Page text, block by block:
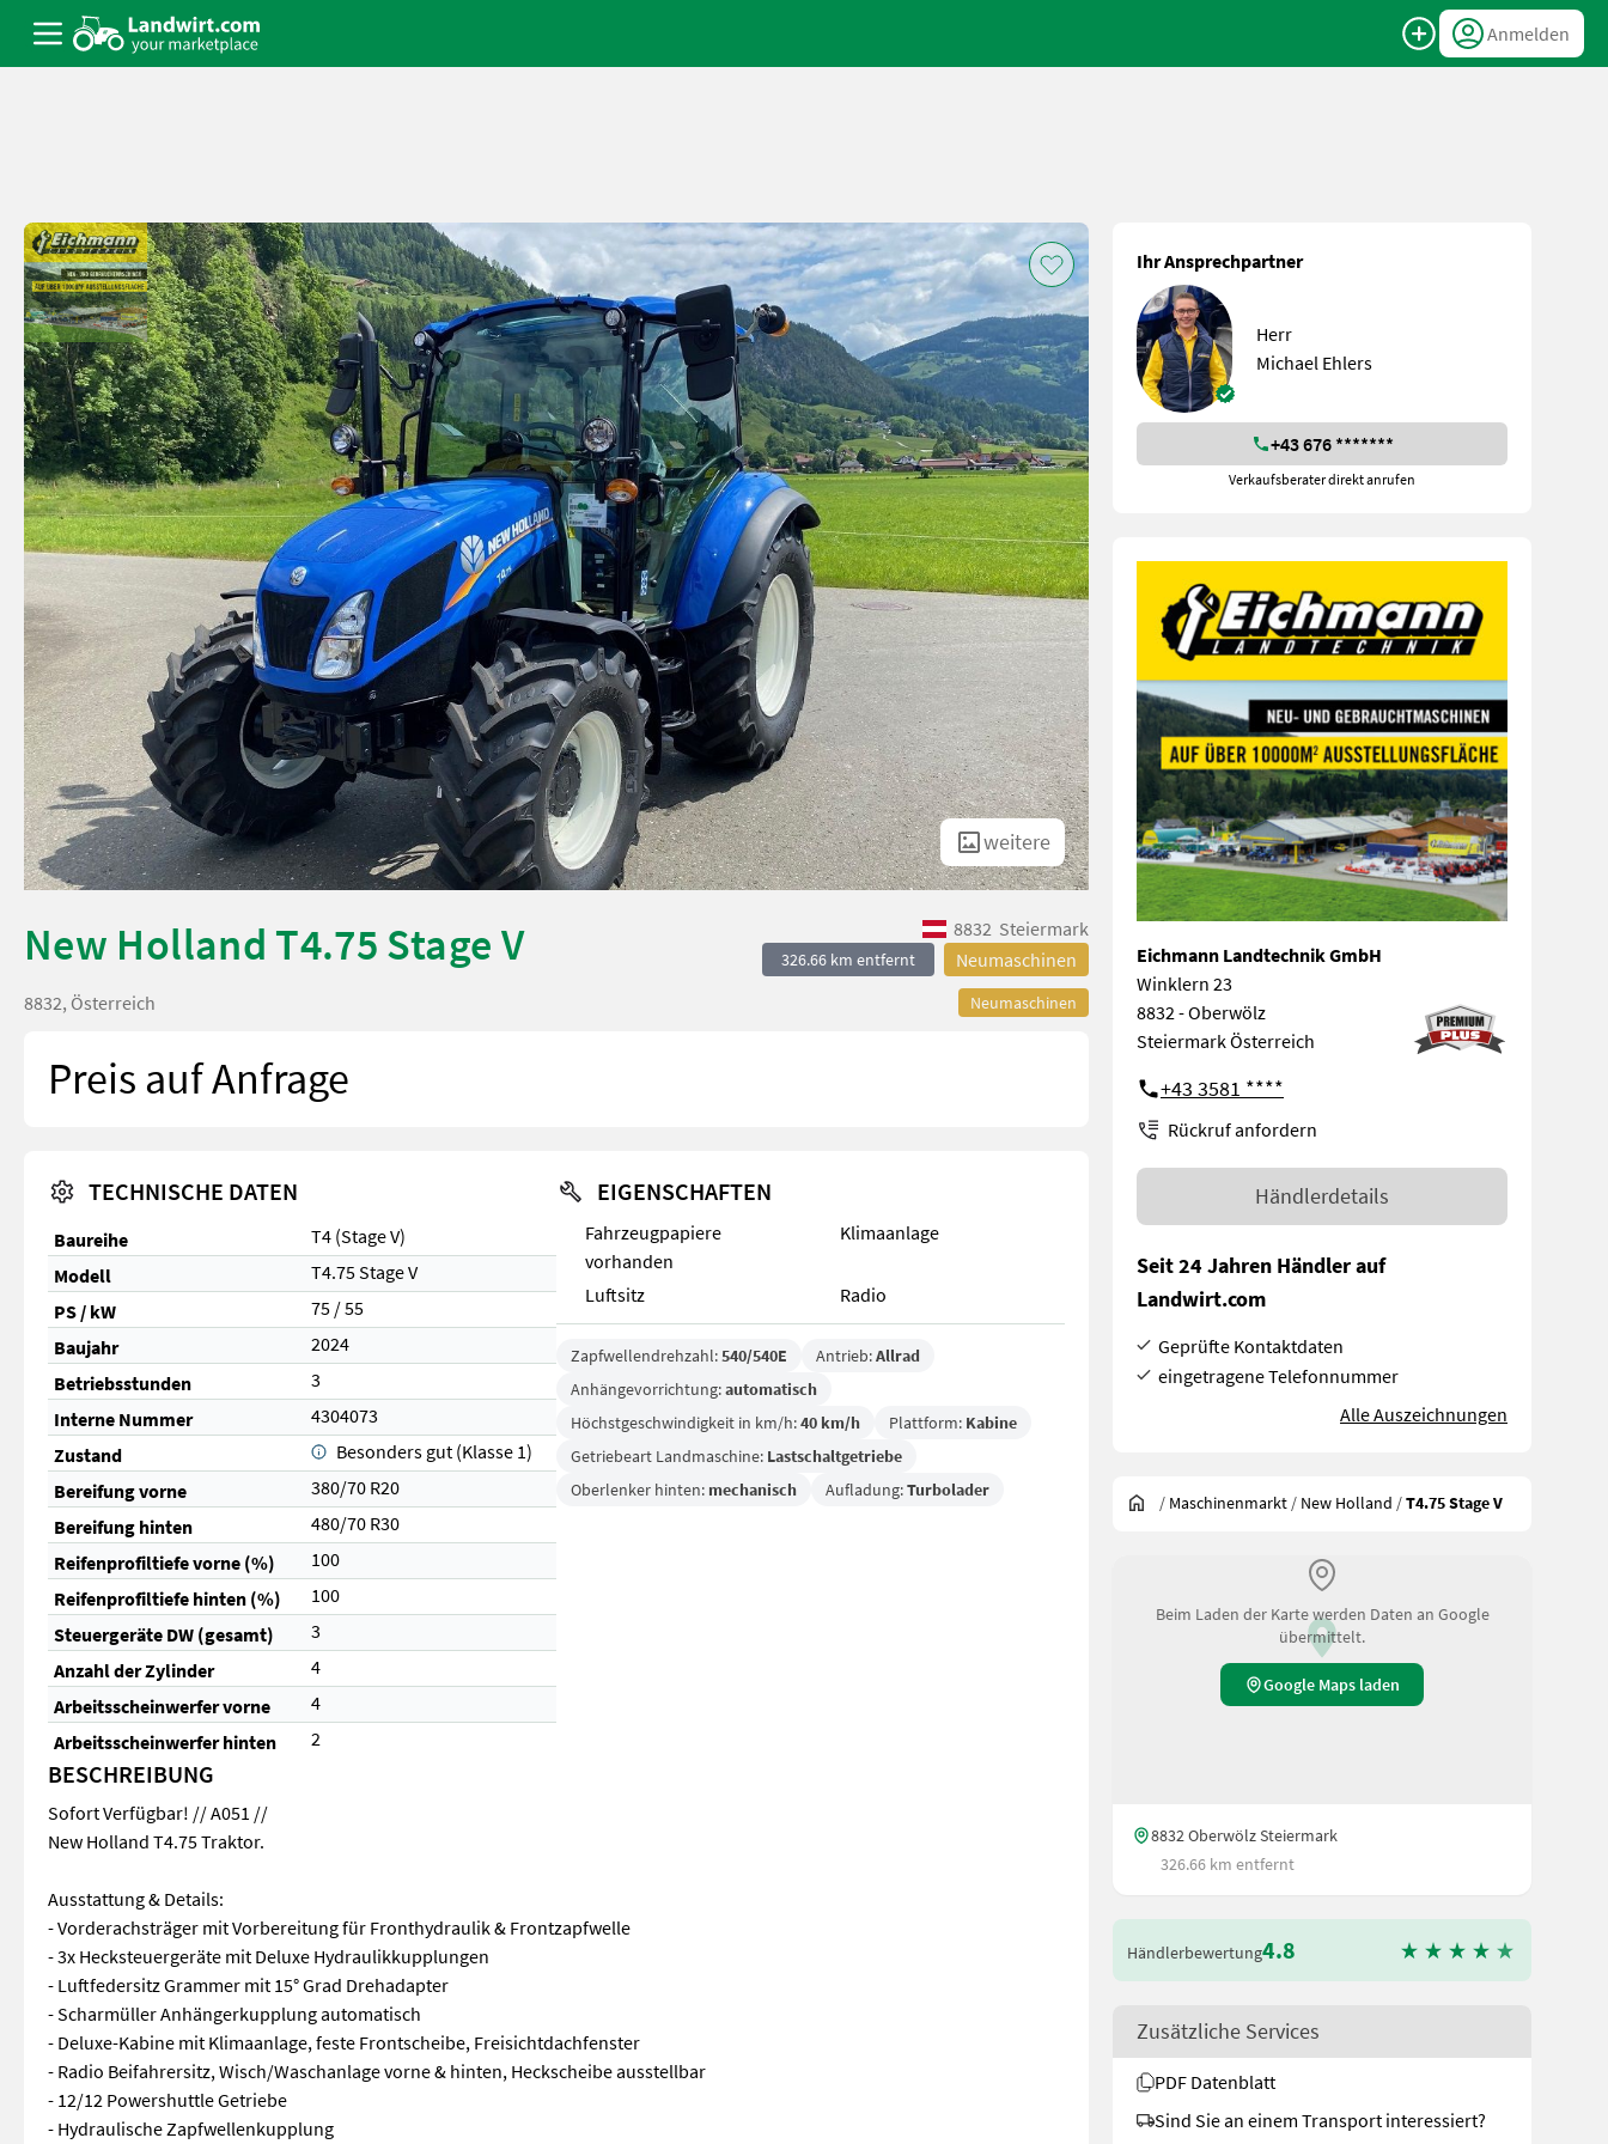
Anmelden
weitere
New Holland T4.75 Stage V 8832 Steiermark
326.66 km entfernt Neumaschinen
Neumaschinen
8832, Österreich
Preis auf Anfrage
TECHNISCHE DATEN
Baureihe
T4 (Stage V)
Modell
T4.75 Stage V
PS / kW
75 / 55
Baujahr
2024
Betriebsstunden
3
Interne Nummer
4304073
Zustand
Besonders gut (Klasse 1)
Bereifung vorne
380/70 R20
Bereifung hinten
480/70 R30
Reifenprofiltiefe vorne (%)
100
Reifenprofiltiefe hinten (%)
100
Steuergeräte DW (gesamt)
3
Anzahl der Zylinder
4
Arbeitsscheinwerfer vorne
4
Arbeitsscheinwerfer hinten
2
EIGENSCHAFTEN
Fahrzeugpapiere
vorhanden
Klimaanlage
Luftsitz Radio
Zapfwellendrehzahl:540/540E Antrieb:Allrad
Anhängevorrichtung:automatisch
Höchstgeschwindigkeit in km/h:40 km/h Plattform: Kabine
Getriebeart Landmaschine: Lastschaltgetriebe
Oberlenker hinten: mechanisch Aufladung:Turbolader
BESCHREIBUNG
Sofort Verfügbar! // A051 //
New Holland T4.75 Traktor.
Ausstattung & Details:
- Vorderachsträger mit Vorbereitung für Fronthydraulik & Frontzapfwelle
- 3x Hecksteuergeräte mit Deluxe Hydraulikkupplungen
- Luftfedersitz Grammer mit 15° Grad Drehadapter
- Scharmüller Anhängerkupplung automatisch
- Deluxe-Kabine mit Klimaanlage, feste Frontscheibe, Freisichtdachfenster
- Radio Beifahrersitz, Wisch/Waschanlage vorne & hinten, Heckscheibe ausstellbar
- 12/12 Powershuttle Getriebe
- Hydraulische Zapfwellenkupplung
Ihr Ansprechpartner
Herr
Michael Ehlers
+43 676 *******
Verkaufsberater direkt anrufen
Eichmann Landtechnik GmbH
Winklern 23
8832 - Oberwölz
Steiermark Österreich
+43 3581 ****
Rückruf anfordern
Händlerdetails
Seit 24 Jahren Händler auf
Landwirt.com
Geprüfte Kontaktdaten
eingetragene Telefonnummer
Alle Auszeichnungen
/ Maschinenmarkt / New Holland /T4.75 Stage V
Beim Laden der Karte werden Daten an Google
übermittelt.
Google Maps laden
8832 Oberwölz Steiermark
326.66 km entfernt
Händlerbewertung4.8
Zusätzliche Services
PDF Datenblatt
Sind Sie an einem Transport interessiert?